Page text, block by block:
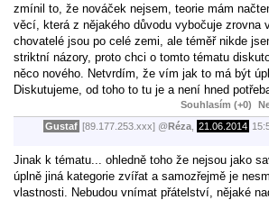
zmínil to, že nováček nejsem, teorie mám
věcí, která z nějakého důvodu vybočuje zrovna
chovatelé jsou po celé zemi, ale téměř nikde
striktní názory, proto chci o tomto tématu
něco nového. Netvrdím, že vím jak to má být
Diskutujeme, od toho to tu je a není hned
Souhlasím (+0)
Gustaf [89.177.253.xxx] @Réza 21.06.2014
Jinak k tématu... ohledně toho že nejsou jako
úplně jiná kategorie zvířat a samozřejmě je
vlastnosti. Nebudou vnímat přátelství, nějaké